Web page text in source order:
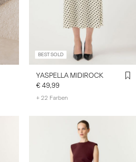
BEST SOLD
YASPELLA MIDIROCK
€ 49,99
+ 22 Farben